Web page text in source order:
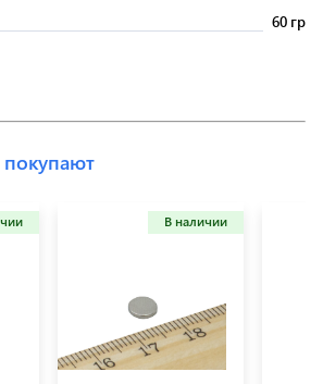
60 гр
В наличии